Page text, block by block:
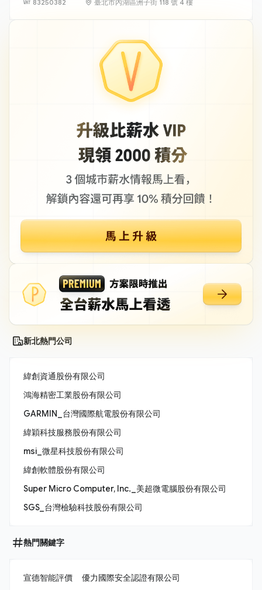
83250382 臺北市內湖區洲子街 118 號 4 樓
新北熱門公司
緯創資通股份有限公司
鴻海精密工業股份有限公司
GARMIN_台灣國際航電股份有限公司
緯穎科技服務股份有限公司
msi_微星科技股份有限公司
緯創軟體股份有限公司
Super Micro Computer, Inc._美超微電腦股份有限公司
SGS_台灣檢驗科技股份有限公司
熱門關鍵字
宣德智能評價
優力國際安全認證有限公司